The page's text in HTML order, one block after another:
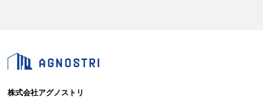
株式会社アグノストリ